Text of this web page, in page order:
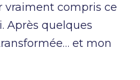
vraiment compris ce
Après quelques
et mon